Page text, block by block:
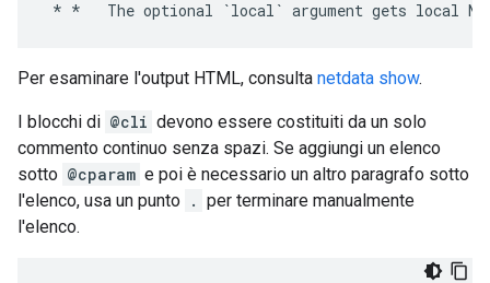
Per esaminare l'output HTML, consulta netdata show.
I blocchi di @cli devono essere costituiti da un solo
commento continuo senza spazi. Se aggiungi un elenco
sotto @cparam e poi è necessario un altro paragrafo sotto
l'elenco, usa un punto . per terminare manualmente
l'elenco.